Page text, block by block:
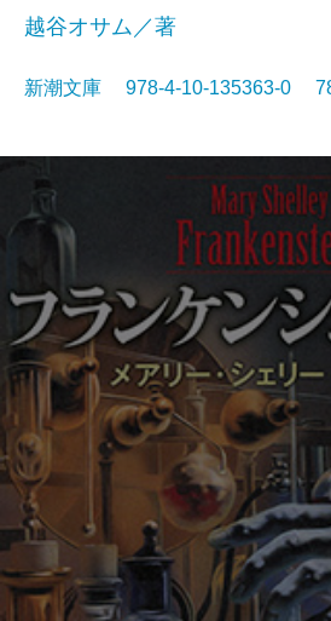
越谷オサム／著
新潮文庫 978-4-10-135363-0